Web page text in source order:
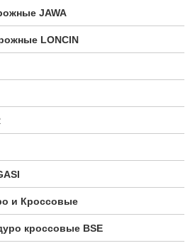
JAWA
LONCIN
и Кроссовые
кроссовые BSE